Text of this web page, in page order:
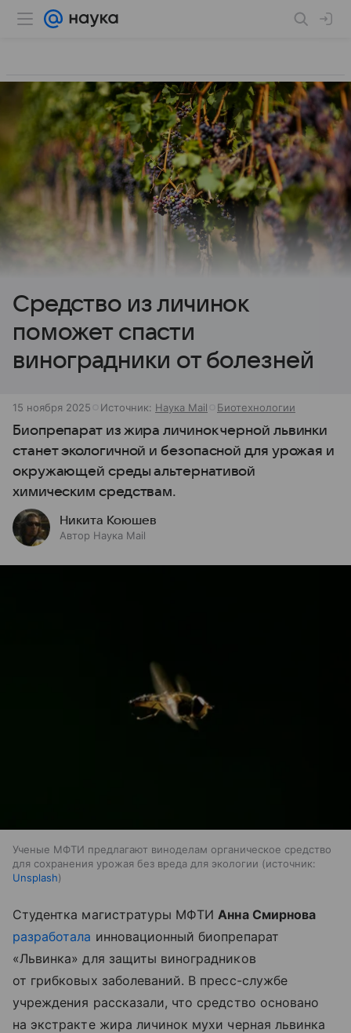
Средство из личинок
поможет спасти
виноградники от болезней
15 ноября 2025 Источник: Наука Mail Биотехнологии
Биопрепарат из жира личинок черной львинки
станет экологичной и безопасной для урожая и
окружающей среды альтернативой
химическим средствам.
Никита Коюшев
Автор Наука Mail
Ученые МФТИ предлагают виноделам органическое средство
для сохранения урожая без вреда для экологии
источник:
Unsplash
Студентка магистратуры МФТИ Анна Смирнова
разработала инновационный биопрепарат
«Львинка» для защиты виноградников
от грибковых заболеваний. В пресс-службе
учреждения рассказали, что средство основано
на экстракте жира личинок мухи черная львинка